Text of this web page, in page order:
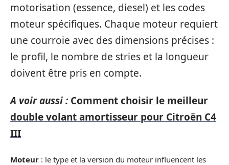
motorisation (essence, diesel) et les codes
moteur spécifiques. Chaque moteur requiert
une courroie avec des dimensions précises :
le profil, le nombre de stries et la longueur
doivent être pris en compte.
A voir aussi : Comment choisir le meilleur
double volant amortisseur pour Citroën C4
III
Moteur : le type et la version du moteur influencent les